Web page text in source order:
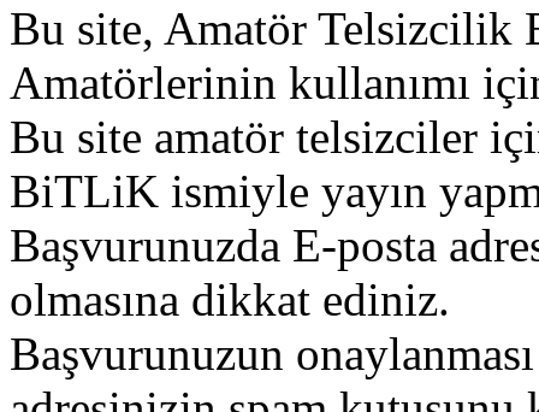
Bu site, Amatör Telsizcilik
Amatörlerinin kullanımı
Bu site amatör telsizciler
BiTLiK ismiyle yayın
Başvurunuzda E-posta
olmasına dikkat ediniz.
Başvurunuzun